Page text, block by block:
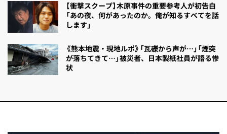
【衝撃スクープ】木原事件の重要参考人が初告白
「あの夜、何があったのか。俺が知るすべてを話
します」
《熊本地震・現地ルポ》「瓦礫から声が…」「煙突
が落ちてきて…」被災者、日本製紙社員が語る惨
状